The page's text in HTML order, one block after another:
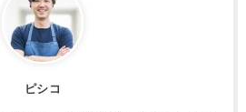
ピシコ